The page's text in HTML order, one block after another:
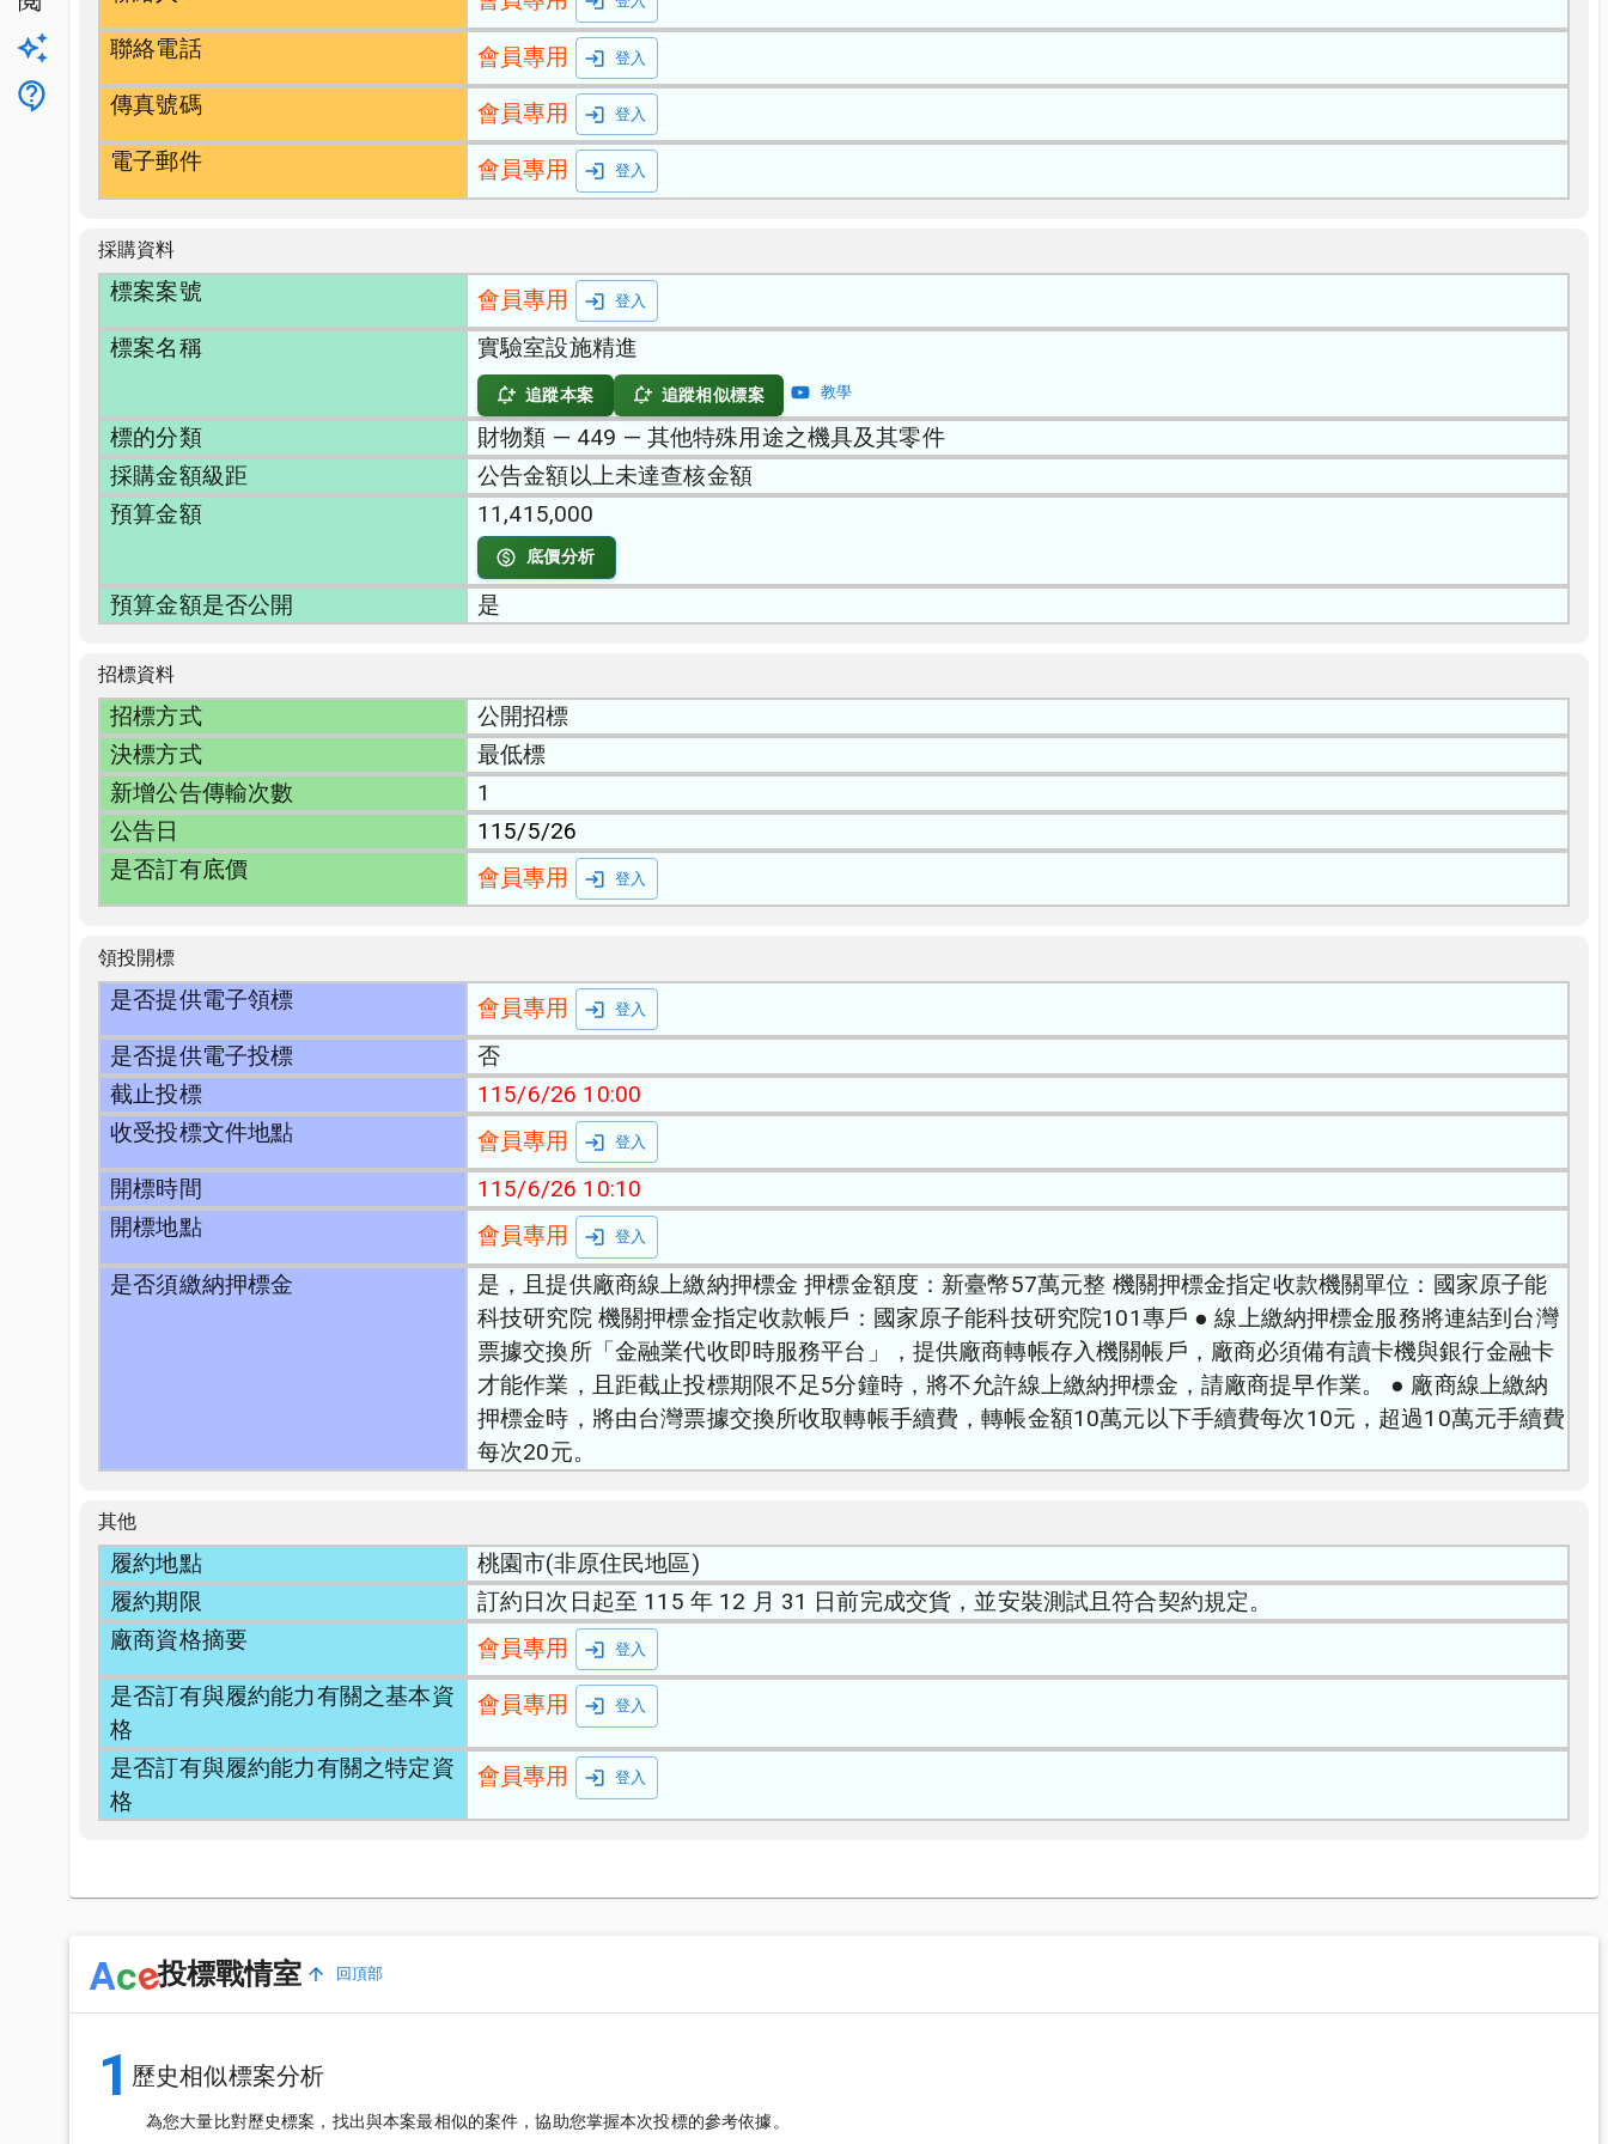
升級方案
客服
聯絡電話 會員專用 登入
傳真號碼 會員專用 登入
電子郵件 會員專用 登入
採購資料
標案案號 會員專用 登入
標案名稱 實驗室設施精進
追蹤本案 追蹤相似標案 教學
標的分類
財物類 — 449 — 其他特殊用途之機具及其零件
採購金額級距
公告金額以上未達查核金額
預算金額
11,415,000
底價分析
預算金額是否公開 是
招標資料
招標方式
公開招標
決標方式
最低標
新增公告傳輸次數
1
公告日
115/5/26
是否訂有底價
會員專用 登入
領投開標
是否提供電子領標 會員專用 登入
是否提供電子投標
否
截止投標
115/6/26 10:00
收受投標文件地點
會員專用 登入
開標時間
115/6/26 10:10
開標地點
會員專用 登入
是否須繳納押標金
是，且提供廠商線上繳納押標金 押標金額度：新臺幣57萬元整 機關押標金指定收款機關單位：國家原子能
科技研究院 機關押標金指定收款帳戶：國家原子能科技研究院101專戶 ● 線上繳納押標金服務將連結到台灣
票據交換所「金融業代收即時服務平台」，提供廠商轉帳存入機關帳戶，廠商必須備有讀卡機與銀行金融卡
才能作業，且距截止投標期限不足5分鐘時，將不允許線上繳納押標金，請廠商提早作業。 ● 廠商線上繳納
押標金時，將由台灣票據交換所收取轉帳手續費，轉帳金額10萬元以下手續費每次10元，超過10萬元手續費
每次20元。
其他
履約地點
桃園市(非原住民地區)
履約期限
訂約日次日起至 115 年 12 月 31 日前完成交貨，並安裝測試且符合契約規定。
廠商資格摘要
會員專用 登入
是否訂有與履約能力有關之基本資
格
會員專用 登入
是否訂有與履約能力有關之特定資
格
會員專用 登入
Ace投標戰情室 回頂部
1 歷史相似標案分析
為您大量比對歷史標案，找出與本案最相似的案件，協助您掌握本次投標的參考依據。